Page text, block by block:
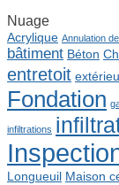
Nuage
Acrylique Annulation
bâtiment Béton
entretoit
Fondation
infiltrations
Longueuil Maison